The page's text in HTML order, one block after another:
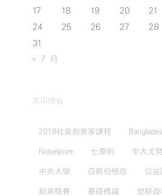
17
18 19 20 21
24
25 26 27 28
31
« 7 月
常用標籤
2018社會創業家課程
Nobelprize 七原則 中大尤
中央大學 亞斯伯格症 公益
創業競賽 基礎概論 塑膠微